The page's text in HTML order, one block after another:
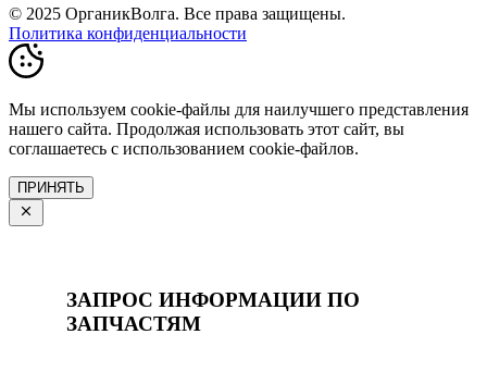
© 2025 ОрганикВолга. Все права защищены.
Политика конфиденциальности
Мы используем cookie-файлы для наилучшего представления
нашего сайта. Продолжая использовать этот сайт, вы
соглашаетесь с использованием cookie-файлов.
ПРИНЯТЬ
ЗАПРОС ИНФОРМАЦИИ ПО
ЗАПЧАСТЯМ